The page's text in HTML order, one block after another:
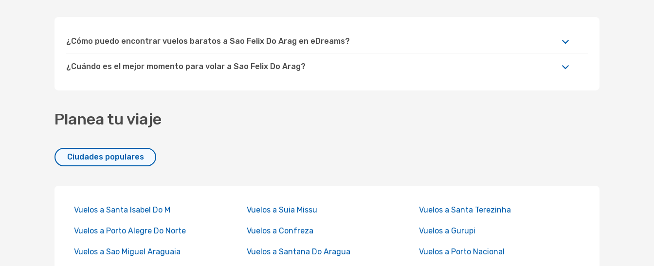
¿Cómo puedo encontrar vuelos baratos a Sao Felix Do Arag en eDreams?
¿Cuándo es el mejor momento para volar a Sao Felix Do Arag?
Planea tu viaje
Ciudades populares
Vuelos a Santa Isabel Do M Vuelos a Suia Missu Vuelos a Santa Terezinha
Vuelos a Porto Alegre Do Norte Vuelos a Confreza Vuelos a Gurupi
Vuelos a Sao Miguel Araguaia Vuelos a Santana Do Aragua Vuelos a Porto Nacional